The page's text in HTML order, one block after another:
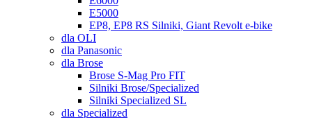
E5000
EP8, EP8 RS Silniki, Giant Revolt e-bike
dla OLI
dla Panasonic
dla Brose
Brose S-Mag Pro FIT
Silniki Brose/Specialized
Silniki Specialized SL
dla Specialized